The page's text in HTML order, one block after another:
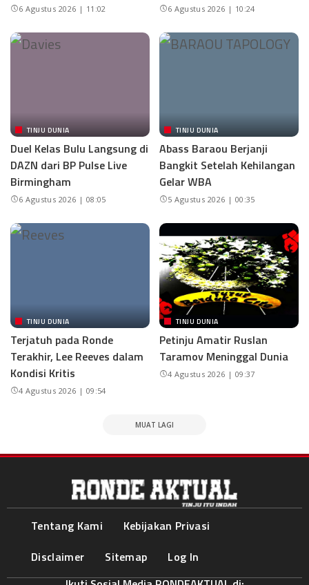
6 Agustus 2026 | 11:02 6 Agustus 2026 | 10:24
TINJU DUNIA
Duel Kelas Bulu Langsung di
DAZN dari BP Pulse Live
Birmingham
6 Agustus 2026 | 08:05
TINJU DUNIA
Abass Baraou Berjanji
Bangkit Setelah Kehilangan
Gelar WBA
5 Agustus 2026 | 00:35
TINJU DUNIA
Terjatuh pada Ronde
Terakhir, Lee Reeves dalam
Kondisi Kritis
4 Agustus 2026 | 09:54
TINJU DUNIA
Petinju Amatir Ruslan
Taramov Meninggal Dunia
4 Agustus 2026 | 09:37
MUAT LAGI
Tentang Kami
Kebijakan Privasi
Disclaimer
Sitemap
Log In